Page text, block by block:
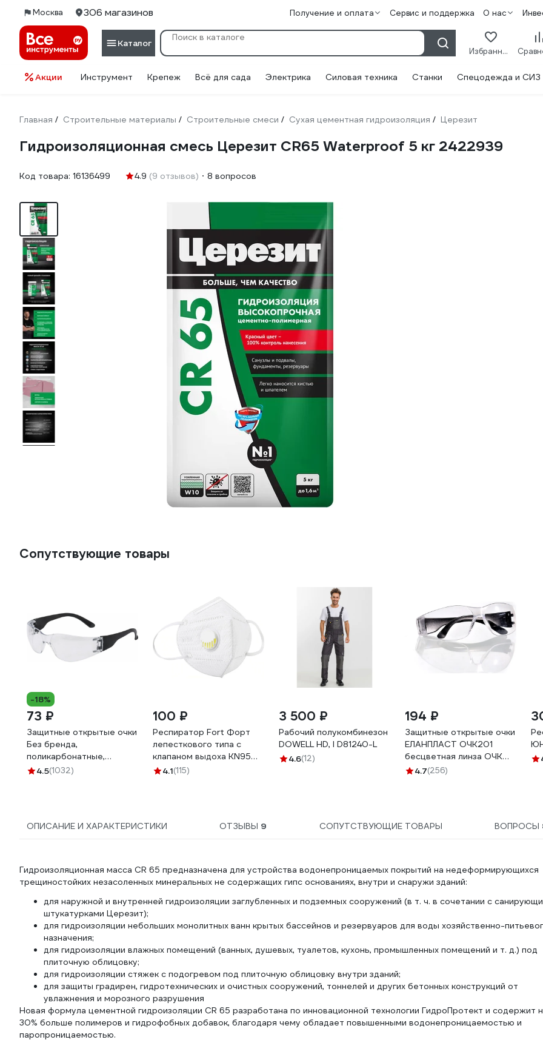
Москва 306 магазинов Получение и оплата Сервис и поддержка О нас
Каталог
Избранное
Акции Инструмент Крепеж Всё для сада Электрика Силовая техника Станки Спецодежда и СИЗ
Главная / Строительные материалы / Строительные смеси / Сухая цементная гидроизоляция / Церезит
Гидроизоляционная смесь Церезит CR65 Waterproof 5 кг 2422939
Код товара: 16136499 4.9 (9 отзывов) 8 вопросов
Сопутствующие товары
-18%
73 ₽
Защитные открытые очки
Без бренда,
поликарбонатные,
прозрачные ОЧК201 0-
4.5(1032)
100 ₽
Респиратор Fort Форт
лепесткового типа с
клапаном выдоха KN95
FFP2 00501455929
4.1(115)
3 500 ₽
Рабочий полукомбинезон
DOWELL HD, l D81240-L
4.6(12)
194 ₽
Защитные открытые очки
ЕЛАНПЛАСТ ОЧК201
бесцветная линза ОЧК
2014.7(256)
ОПИСАНИЕ И ХАРАКТЕРИСТИКИ ОТЗЫВЫ 9 СОПУТСТВУЮЩИЕ ТОВАРЫ ВОПРОСЫ
Гидроизоляционная масса CR 65 предназначена для устройства водонепроницаемых покрытий на недеформирующихся
трещиностойких незасоленных минеральных не содержащих гипс основаниях, внутри и снаружи зданий:
для наружной и внутренней гидроизоляции заглубленных и подземных сооружений (в т. ч. в сочетании с
штукатурками Церезит);
для гидроизоляции небольших монолитных ванн крытых бассейнов и резервуаров для воды хозяйственно-
назначения;
для гидроизоляции влажных помещений (ванных, душевых, туалетов, кухонь, промышленных помещений и т. д.) под
плиточную облицовку;
для гидроизоляции стяжек с подогревом под плиточную облицовку внутри зданий;
для защиты градирен, гидротехнических и очистных сооружений, тоннелей и других бетонных конструкций от
увлажнения и морозного разрушения
Новая формула цементной гидроизоляции CR 65 разработана по инновационной технологии ГидроПротект и содержит
30% больше полимеров и гидрофобных добавок, благодаря чему обладает повышенными водонепроницаемостью и
паропроницаемостью.